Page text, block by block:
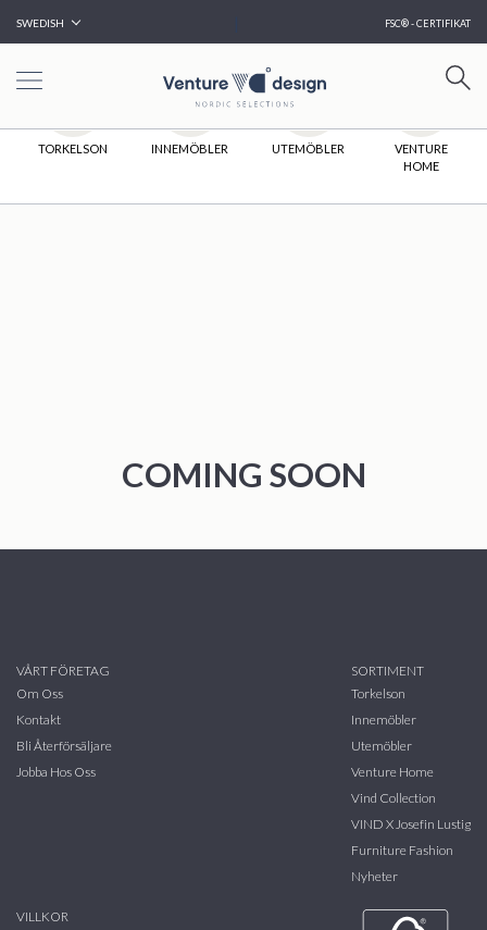
SWEDISH FSC® - CERTIFIKAT
HEM
TORKELSON INNEMÖBLER UTEMÖBLER
VENTURE
HOME
COMING SOON
VÅRT FÖRETAG
Om Oss
Kontakt
Bli Återförsäljare
Jobba Hos Oss
SORTIMENT
Torkelson
Innemöbler
Utemöbler
Venture Home
Vind Collection
VIND X Josefin Lustig
Furniture Fashion
Nyheter
VILLKOR